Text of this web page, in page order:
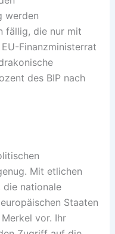
werden
fällig, die nur mit
Finanzministerrat
des BIP nach
Mit etlichen
die nationale
Staaten
vor. Ihr